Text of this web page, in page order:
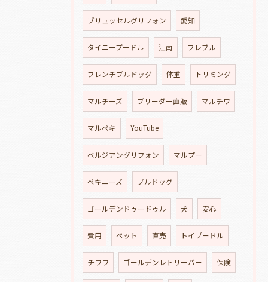
ブリュッセルグリフォン 愛知
タイニープードル 江南 フレブル
フレンチブルドッグ 体重 トリミング
マルチーズ ブリーダー直販 マルチワ
マルペキ YouTube
ベルジアングリフォン マルプー
ペキニーズ ブルドッグ
ゴールデンドゥードゥル 犬 安心
費用 ペット 直売 トイプードル
チワワ ゴールデンレトリーバー 保険